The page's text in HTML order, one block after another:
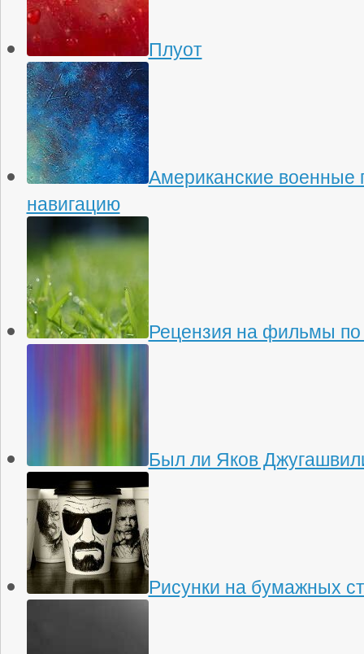
Плуот
Американские военные
навигацию
Рецензия на фильмы по
Был ли Яков
Рисунки на бумажных